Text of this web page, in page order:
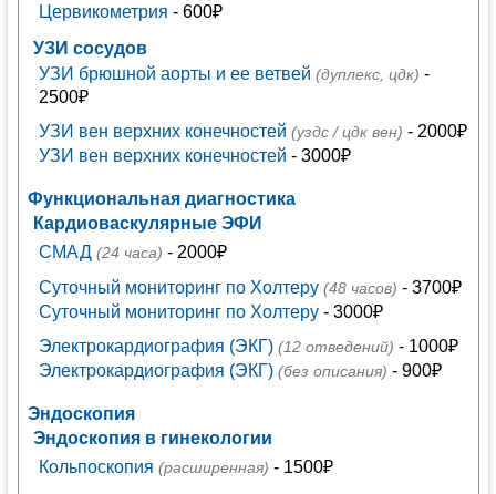
Цервикометрия - 600₽
УЗИ сосудов
УЗИ брюшной аорты и ее ветвей (дуплекс, цдк) -
2500₽
УЗИ вен верхних конечностей (уздс / цдк вен) - 2000₽
УЗИ вен верхних конечностей - 3000₽
Функциональная диагностика
Кардиоваскулярные ЭФИ
СМАД (24 часа) - 2000₽
Суточный мониторинг по Холтеру (48 часов) - 3700₽
Суточный мониторинг по Холтеру- 3000₽
Электрокардиография (ЭКГ) (12 отведений) - 1000₽
Электрокардиография (ЭКГ) (без описания) - 900₽
Эндоскопия
Эндоскопия в гинекологии
Кольпоскопия (расширенная) - 1500₽